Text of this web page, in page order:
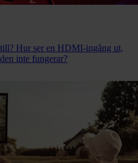
Hur ser en HDMI-ingång ut,
inte fungerar?